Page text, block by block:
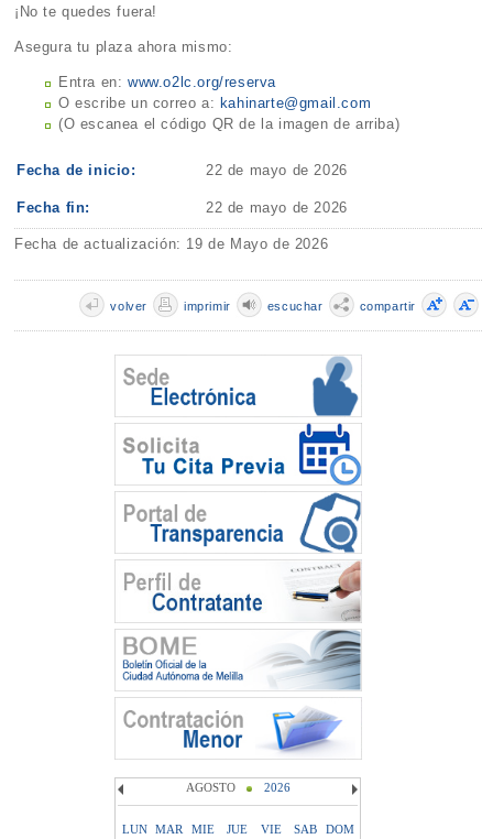
¡No te quedes fuera!
Asegura tu plaza ahora mismo:
Entra en:www.o2lc.org/reserva
O escribe un correo a: kahinarte@gmail.com
(O escanea el código QR de la imagen de arriba)
Fecha de inicio: 22 de mayo de 2026
Fecha fin: 22 de mayo de 2026
Fecha de actualización: 19 de Mayo de 2026
compartir
escuchar
imprimir
volver
AGOSTO 2026
LUN MAR MIE JUE VIE SAB DOM